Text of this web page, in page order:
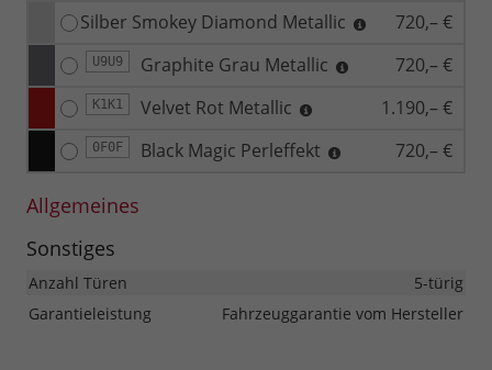
Silber Smokey Diamond Metallic
720,– €
U9U9 Graphite Grau Metallic 720,– €
K1K1 Velvet Rot Metallic 1.190,– €
0F0F Black Magic Perleffekt 720,– €
Allgemeines
Sonstiges
Anzahl Türen
5-türig
Garantieleistung
Fahrzeuggarantie vom Hersteller